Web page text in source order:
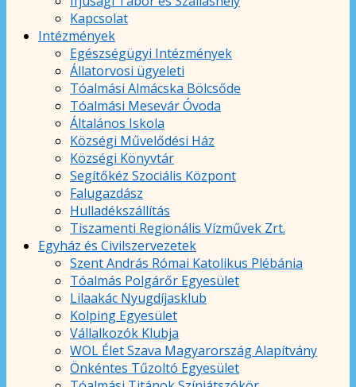
Kapcsolat
Intézmények
Egészségügyi Intézmények
Állatorvosi ügyeleti
Tóalmási Almácska Bölcsőde
Tóalmási Mesevár Óvoda
Általános Iskola
Községi Művelődési Ház
Községi Könyvtár
Segítőkéz Szociális Központ
Falugazdász
Hulladékszállítás
Tiszamenti Regionális Vízművek Zrt.
Egyház és Civilszervezetek
Szent András Római Katolikus Plébánia
Tóalmás Polgárőr Egyesület
Lilaakác Nyugdíjasklub
Kolping Egyesület
Vállalkozók Klubja
WOL Élet Szava Magyarország Alapítvány
Önkéntes Tűzoltó Egyesület